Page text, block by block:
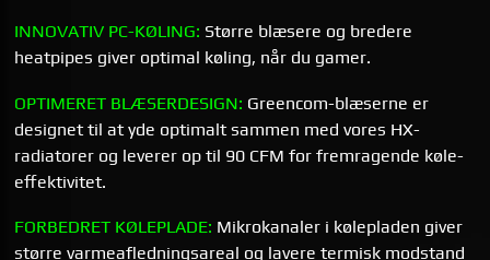
INNOVATIV PC-KØLING: Større blæsere og bredere
heatpipes giver optimal køling, når du gamer.
OPTIMERET BLÆSERDESIGN: Greencom-blæserne er
designet til at yde optimalt sammen med vores HX-
radiatorer og leverer op til 90 CFM for fremragende køle­
effektivitet.
FORBEDRET KØLEPLADE: Mikrokanaler i kølepladen giver
større varmeafledningsareal og lavere termisk modstand